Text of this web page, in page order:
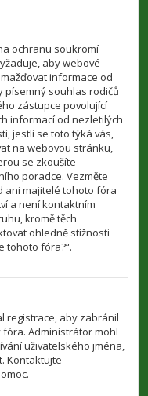
ochranu soukromí
aby webové
informace od
písemný souhlas rodičů
zástupce povolující
informací od nezletilých
jestli se toto týká vás,
na webovou stránku,
se zkoušíte
poradce. Vezměte
ani majitelé tohoto fóra
a není kontaktním
kromě těch
ohledně stížnosti
tohoto fóra?“.
registrace, aby zabránil
fóra. Administrátor mohl
uživatelského jména,
Kontaktujte